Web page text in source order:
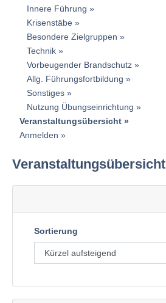
Innere Führung
Krisenstäbe
Besondere Zielgruppen
Technik
Vorbeugender Brandschutz
Allg. Führungsfortbildung
Sonstiges
Nutzung Übungseinrichtung
Veranstaltungsübersicht
Anmelden
Veranstaltungsübersicht
Sortierung